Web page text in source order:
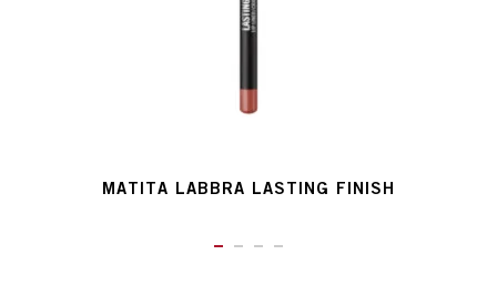
MATITA LABBRA LASTING FINISH